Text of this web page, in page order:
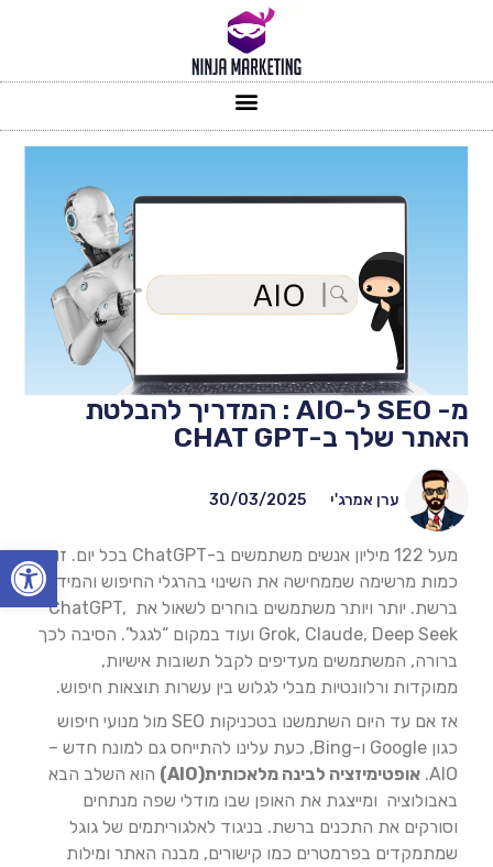
Open toolbar
מ- SEO ל-AIO : המדריך להבלטת
האתר שלך ב-CHAT GPT
ערן אמרג'י 30/03/2025
מעל 122 מיליון אנשים משתמשים ב-ChatGPT בכל יום. זו
כמות מרשימה שממחישה את השינוי בהרגלי החיפוש והמידע
ברשת. יותר ויותר משתמשים בוחרים לשאול את ChatGPT,
Grok, Claude, Deep Seek ועוד במקום “לגגל”. הסיבה לכך
ברורה, המשתמשים מעדיפים לקבל תשובות אישיות,
ממוקדות ורלוונטיות מבלי לגלוש בין עשרות תוצאות חיפוש.
אז אם עד היום השתמשנו בטכניקות SEO מול מנועי חיפוש
כגון Google ו-Bing, כעת עלינו להתייחס גם למונח חדש –
AIO. אופטימיזציה לבינה מלאכותית(AIO
) הוא השלב הבא
באבולוציה ומייצגת את האופן שבו מודלי שפה מנתחים
וסורקים את התכנים ברשת. בניגוד לאלגוריתמים של גוגל
שמתמקדים בפרמטרים כמו קישורים, מבנה האתר ומילות